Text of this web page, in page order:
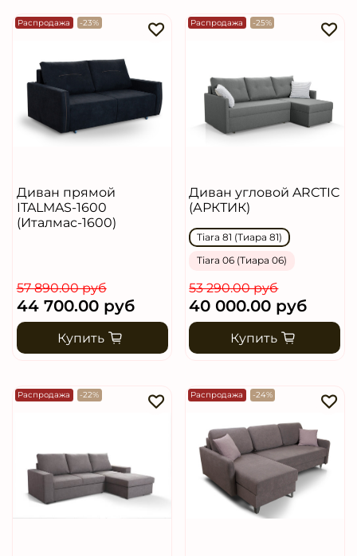
Распродажа -23%
Диван прямой
ITALMAS-1600
(Италмас-1600)
57 890.00 руб
44 700.00 руб
Купить
Распродажа -25%
Диван угловой ARCTIC
(АРКТИК)
Tiara 81 (Тиара 81)
Tiara 06 (Тиара 06)
53 290.00 руб
40 000.00 руб
Купить
Распродажа -22% Распродажа -24%